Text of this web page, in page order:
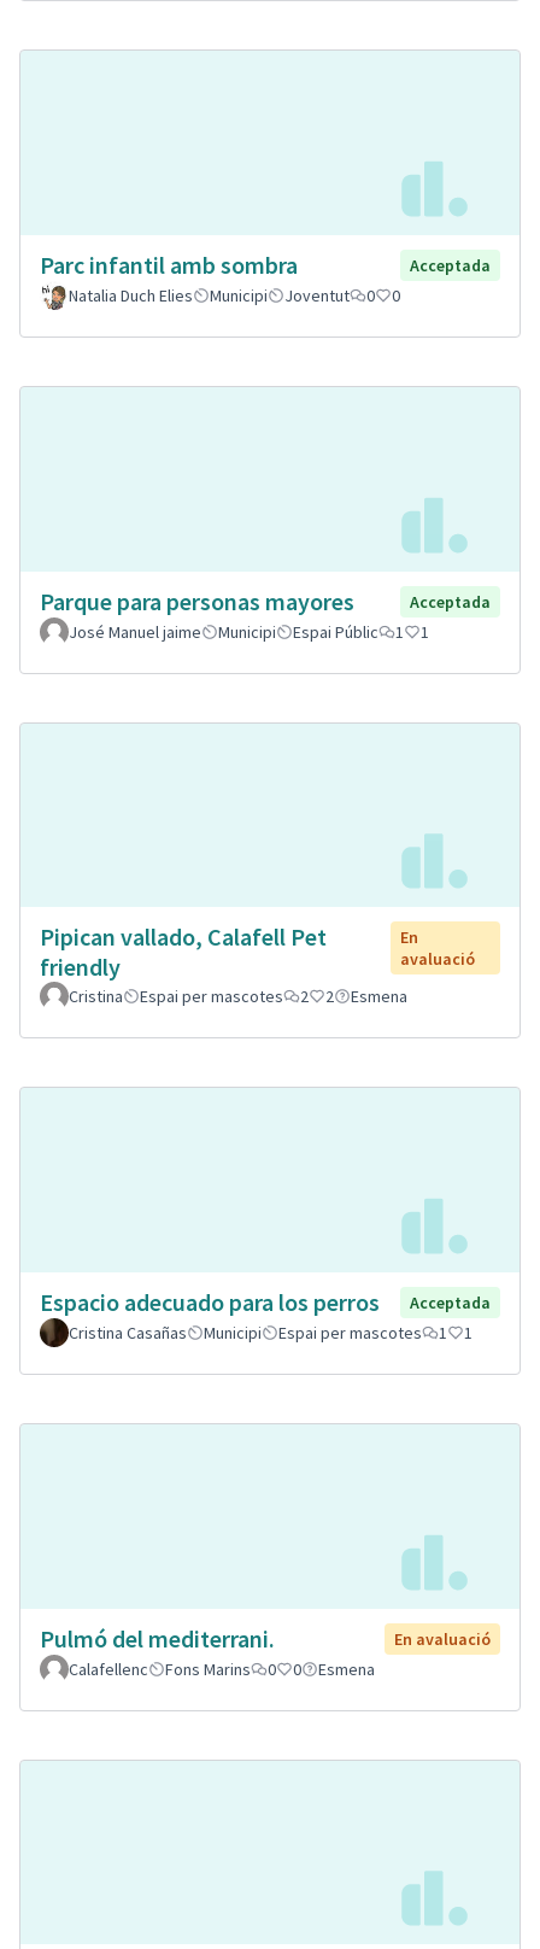
Parc infantil amb sombra
Acceptada
Natalia Duch Elies
Municipi Joventut 0 0
Parque para personas mayores
Acceptada
José Manuel jaime
Municipi Espai Públic 1 1
Pipican vallado, Calafell Pet
friendly
En
avaluació
Cristina
Espai per mascotes 2 2 Esmena
Espacio adecuado para los perros
Acceptada
Cristina Casañas
Municipi Espai per mascotes 1 1
Pulmó del mediterrani.
En avaluació
Calafellenc
Fons Marins 0 0 Esmena